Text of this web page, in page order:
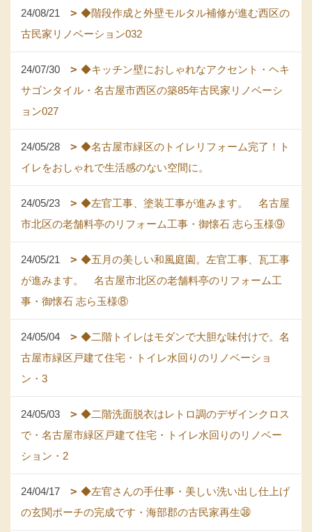
24/08/21
◆階段作成と外壁モルタル補修が進む西区の
古民家リノベーション032
24/07/30
◆キッチン壁におしゃれなアクセント・ヘキ
サゴンタイル・名古屋市西区の築85年古民家リノベーシ
ョン027
24/05/28
◆名古屋市緑区のトイレリフォーム完了！ト
イレをおしゃれで生活感のない空間に。
24/05/23
◆左官工事、塗装工事が進みます。 名古屋
市北区の老舗料亭のリフォーム工事・御懐石 志ら玉様⑨
24/05/21
◆五月の美しい和風庭園。左官工事、瓦工事
が進みます。 名古屋市北区の老舗料亭のリフォーム工
事・御懐石 志ら玉様⑧
24/05/04
◆二階トイレはモダンで大胆な味付けで。名
古屋市緑区戸建て住宅・トイレ水回りのリノベーショ
ン・3
24/05/03
◆二階洗面脱衣はレトロ調のデザインクロス
で・名古屋市緑区戸建て住宅・トイレ水回りのリノベー
ション・2
24/04/17
◆左官さんの手仕事・美しい洗い出し仕上げ
の玄関ポーチの完成です・海部郡の古民家再生㊳